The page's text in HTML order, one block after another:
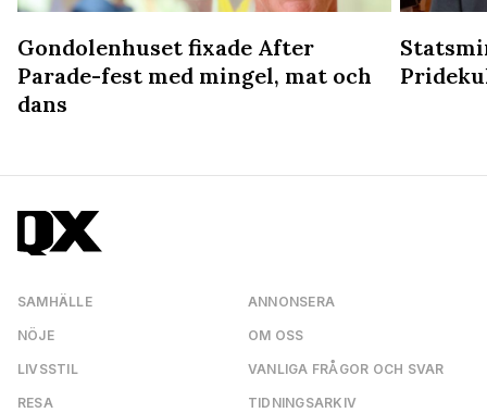
Gondolenhuset fixade After
Parade-fest med mingel, mat och
dans
SAMHÄLLE
NÖJE
LIVSSTIL
RESA
ANNONSERA
OM OSS
VANLIGA FRÅGOR OCH SVAR
TIDNINGSARKIV